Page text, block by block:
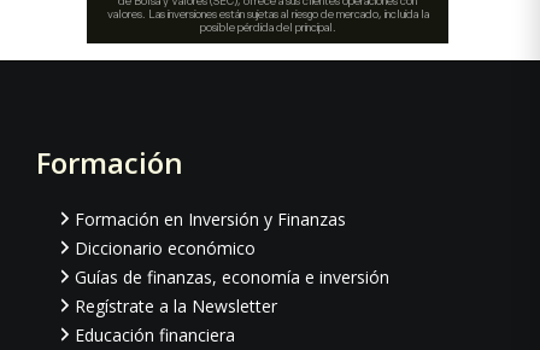
Footer
Formación
Formación en Inversión y Finanzas
Diccionario económico
Guías de finanzas, economía e inversión
Regístrate a la Newsletter
Educación financiera